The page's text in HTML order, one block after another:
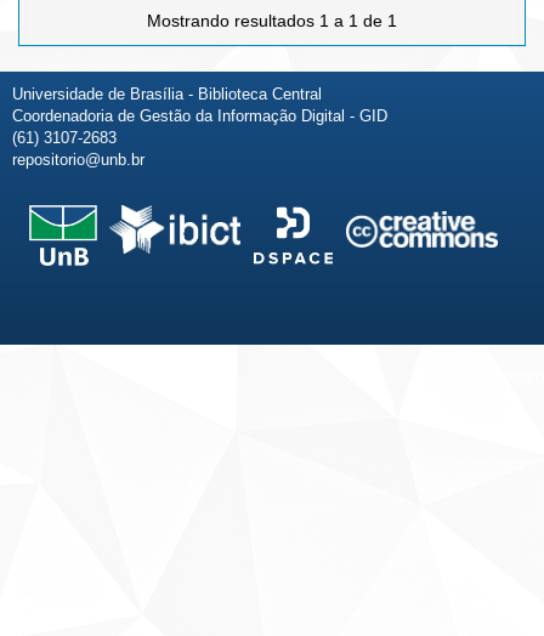
Mostrando resultados 1 a 1 de 1
Universidade de Brasília - Biblioteca Central
Coordenadoria de Gestão da Informação Digital - GID
(61) 3107-2683
repositorio@unb.br